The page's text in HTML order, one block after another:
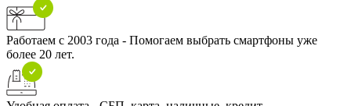
Работаем с 2003 года - Помогаем выбрать смартфоны уже
более 20 лет.